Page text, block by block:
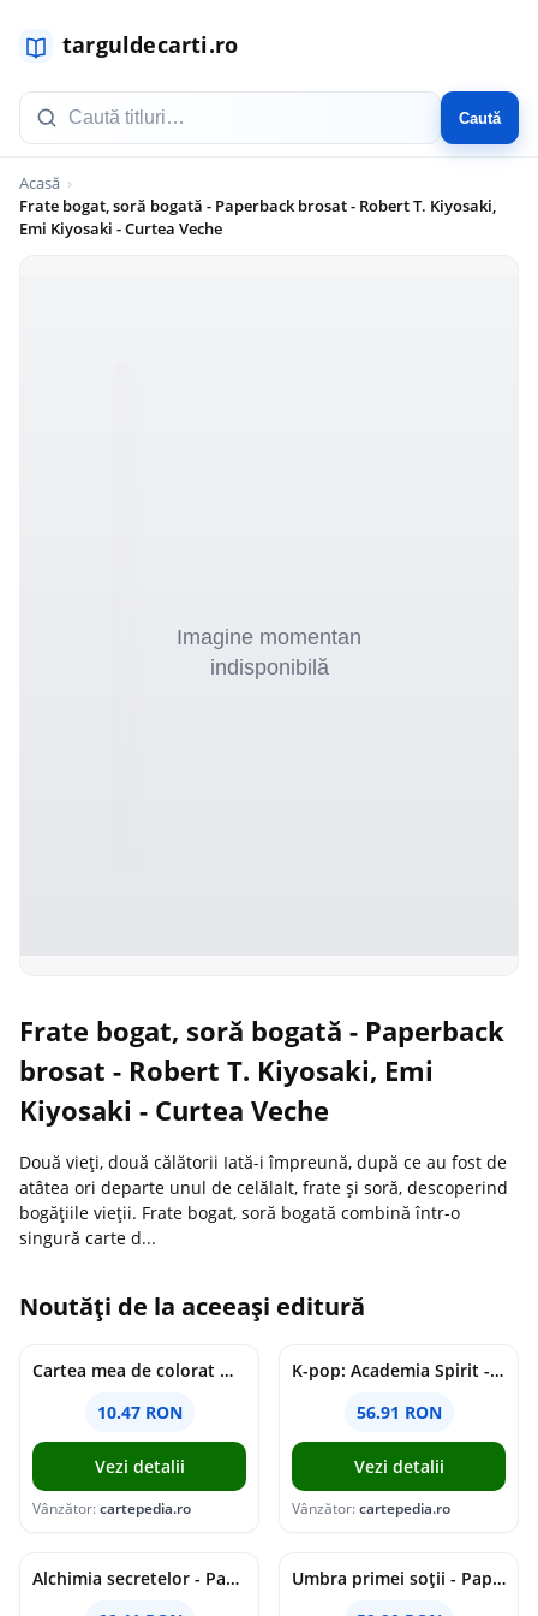
Caută
Acasă
Frate bogat, soră bogată - Paperback brosat - Robert T. Kiyosaki,
Emi Kiyosaki - Curtea Veche
Frate bogat, soră bogată - Paperback
brosat - Robert T. Kiyosaki, Emi
Kiyosaki - Curtea Veche
Două vieți, două călătorii Iată-i împreună, după ce au fost de
atâtea ori departe unul de celălalt, frate şi soră, descoperind
bogăţiile vieţii. Frate bogat, soră bogată combină într-o
singură carte d...
Noutăți de la aceeași editură
Cartea mea de colorat Moș Crăciun - Paperback - *** - Didactica Publishing House
10.47 RON
Vezi detalii
Vânzător:cartepedia.ro
K-pop: Academia Spirit - Paperback brosat - Joheun Lee - Bookzone
56.91 RON
Vezi detalii
Vânzător:cartepedia.ro
Alchimia secretelor - Paperback brosat - Stephanie Garber - Bookzone
Umbra primei soții - Paperback brosat - Adele Parks - Bookzone